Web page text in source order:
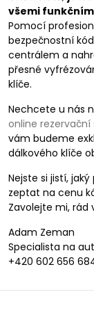
všemi
Pomocí
bezpečnostní
centrálem a
přesné
klíče.
Nechcete u nás
online rezervační
vám budeme
dálkového klíče
Nejste si jistí,
zeptat na cenu
Zavolejte mi,
Adam Zeman
Specialista na
+420 602 656